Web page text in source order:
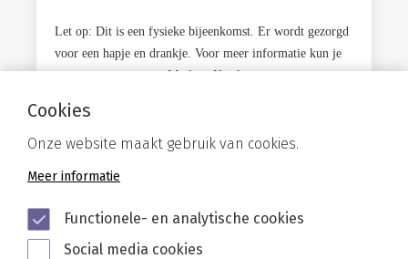
Let op: Dit is een fysieke bijeenkomst. Er wordt gezorgd
voor een hapje en drankje. Voor meer informatie kun je
contact opnemen metMarleen Ketelaars.
Gerelateerd
Cookies
Onze website maakt gebruik van cookies.
Meer informatie
Functionele- en analytische cookies
Social media cookies